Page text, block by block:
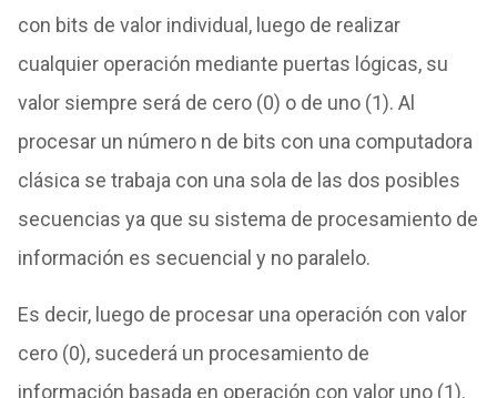
con bits de valor individual, luego de realizar
cualquier operación mediante puertas lógicas, su
valor siempre será de cero (0) o de uno (1). Al
procesar un número n de bits con una computadora
clásica se trabaja con una sola de las dos posibles
secuencias ya que su sistema de procesamiento de
información es secuencial y no paralelo.
Es decir, luego de procesar una operación con valor
cero (0), sucederá un procesamiento de
información basada en operación con valor uno (1).